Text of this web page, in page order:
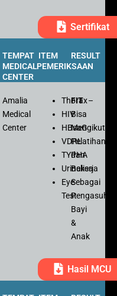
Sertifikat
TEMPAT
MEDICAL
CENTER
ITEM
PEMERIKSAAN
RESULT
Amalia
Medical
Center
Thorax
HIV
HBsaG
VDRL
TYPHA
Urinalisa
Eye
Test
FIT–
Bisa
Mengikuti
Pelatihan
dan
Bekerja
Sebagai
Pengasuh
Bayi
&
Anak
Hasil MCU